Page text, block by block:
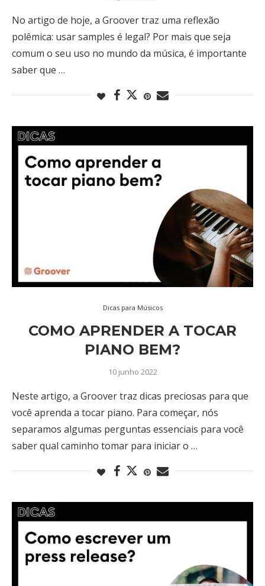
No artigo de hoje, a Groover traz uma reflexão
polêmica: usar samples é legal? Por mais que seja
comum o seu uso no mundo da música, é importante
saber que …
Dicas para Músicos
COMO APRENDER A TOCAR
PIANO BEM?
10 junho 2022
Neste artigo, a Groover traz dicas preciosas para que
você aprenda a tocar piano. Para começar, nós
separamos algumas perguntas essenciais para você
saber qual caminho tomar para iniciar o …